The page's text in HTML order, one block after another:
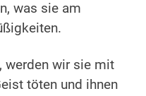
was sie am
werden wir sie mit
töten und ihnen